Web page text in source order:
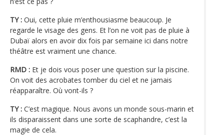
TY : Oui, cette pluie m’enthousiasme beaucoup. Je
regarde le visage des gens. Et l’on ne voit pas de pluie à
Dubaï alors en avoir dix fois par semaine ici dans notre
théâtre est vraiment une chance.
RMD : Et je dois vous poser une question sur la piscine.
On voit des acrobates tomber du ciel et ne jamais
réapparaître. Où vont-ils ?
TY : C’est magique. Nous avons un monde sous-marin et
ils disparaissent dans une sorte de scaphandre, c’est la
magie de cela.